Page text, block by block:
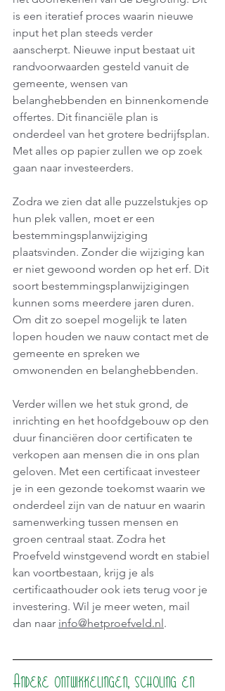
is een iteratief proces waarin nieuwe
input het plan steeds verder
aanscherpt. Nieuwe input bestaat uit
randvoorwaarden gesteld vanuit de
gemeente, wensen van
belanghebbenden en binnenkomende
offertes. Dit financiële plan is
onderdeel van het grotere bedrijfsplan.
Met alles op papier zullen we op zoek
gaan naar investeerders.
Zodra we zien dat alle puzzelstukjes op
hun plek vallen, moet er een
bestemmingsplanwijziging
plaatsvinden. Zonder die wijziging kan
er niet gewoond worden op het erf. Dit
soort bestemmingsplanwijzigingen
kunnen soms meerdere jaren duren.
Om dit zo soepel mogelijk te laten
lopen houden we nauw contact met de
gemeente en spreken we
omwonenden en belanghebbenden.
Verder willen we het stuk grond, de
inrichting en het hoofdgebouw op den
duur financiëren door certificaten te
verkopen aan mensen die in ons plan
geloven. Met een certificaat investeer
je in een gezonde toekomst waarin we
onderdeel zijn van de natuur en waarin
samenwerking tussen mensen en
groen centraal staat. Zodra het
Proefveld winstgevend wordt en stabiel
kan voortbestaan, krijg je als
certificaathouder ook iets terug voor je
investering. Wil je meer weten, mail
dan naar info@hetproefveld.nl.
Andere ontwikkelingen, scholing en